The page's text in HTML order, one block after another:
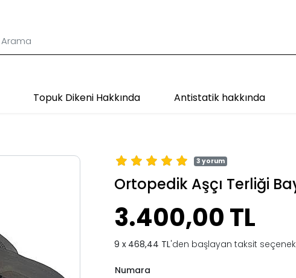
Topuk Dikeni Hakkında Antistatik hakkında
3 yorum
Ortopedik Aşçı Terliği
3.400,00 TL
468,44 TL'den başlayan taksit
Numara